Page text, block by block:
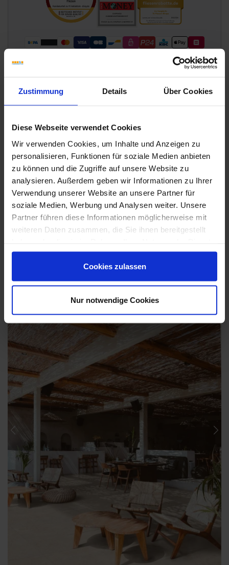
Zustimmung Details Über Cookies
Diese Webseite verwendet Cookies
Wir verwenden Cookies, um Inhalte und Anzeigen zu
personalisieren, Funktionen für soziale Medien anbieten
zu können und die Zugriffe auf unsere Website zu
analysieren. Außerdem geben wir Informationen zu Ihrer
Verwendung unserer Website an unsere Partner für
soziale Medien, Werbung und Analysen weiter. Unsere
Partner führen diese Informationen möglicherweise mit
weiteren Daten zusammen, die Sie ihnen bereitgestellt
gesammelt haben.
Cookies zulassen
Nur notwendige Cookies
Wünschen Sie eine Beratung?
Unsere Experten sind für Sie da:
Mo. - Fr. 09.00 - 18.00 Uhr
Sa 10.00 - 13.00 Uhr
+49 (0) 231 - 18 11 901
Anfrage zum Produkt
Ragno Stoneplay XT20 Impressionen
Previous